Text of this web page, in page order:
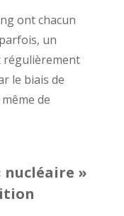
ont chacun
un
régulièrement
le biais de
de
nucléaire »